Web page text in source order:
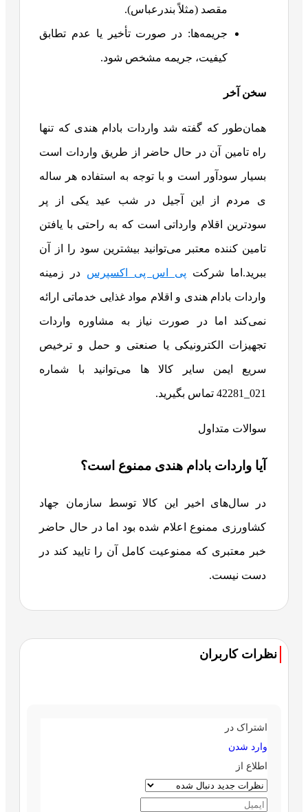
مقصد (مثلاً بندرعباس).
جریمه‌ها: در صورت تأخیر یا عدم تطابق
کیفیت، جریمه مشخص شود.
سخن آخر
همان‌طور که گفته شد واردات بادام هندی که تنها
راه تامین آن در حال حاضر از طریق واردات است
بسیار سودآور است و با توجه به استفاده هر ساله
ی مردم از این آجیل در شب عید یکی از پر
سودترین اقلام وارداتی است که به راحتی با یافتن
تامین کننده معتبر می‌توانید بیشترین سود را از آن
ببرید.اما شرکت پی اس پی اکسپرس در زمینه
واردات بادام هندی و اقلام مواد غذایی خدماتی ارائه
نمی‌کند اما در صورت نیاز به مشاوره واردات
تجهیزات الکترونیکی یا صنعتی و حمل و ترخیص
سریع ایمن سایر کالا ها می‌توانید با شماره
021_42281 تماس بگیرید.
سوالات متداول
آیا واردات بادام هندی ممنوع است؟
در سال‌های اخیر این کالا توسط سازمان جهاد
کشاورزی ممنوع اعلام شده بود اما در حال حاضر
خبر معتبری که ممنوعیت کامل آن را تایید کند در
دست نیست.
نظرات کاربران
اشتراک در
وارد شدن
اطلاع از